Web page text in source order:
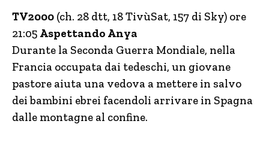
TV2000 (ch. 28 dtt, 18 TivùSat, 157 di Sky) ore
21:05 Aspettando Anya
Durante la Seconda Guerra Mondiale, nella
Francia occupata dai tedeschi, un giovane
pastore aiuta una vedova a mettere in salvo
dei bambini ebrei facendoli arrivare in Spagna
dalle montagne al confine.